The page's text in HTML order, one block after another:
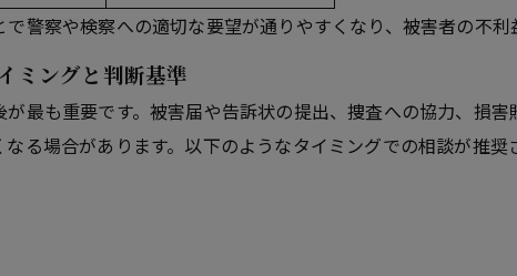
警察や検察への適切な要望が通りやすくなり、被害者の不利
ミングと判断基準
最も重要です。被害届や告訴状の提出、捜査への協力、損
る場合があります。以下のようなタイミングでの相談が推奨